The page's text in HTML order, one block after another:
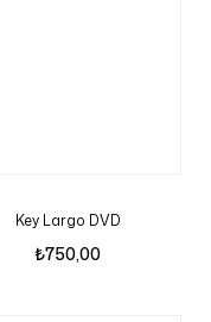
Key Largo DVD
₺750,00